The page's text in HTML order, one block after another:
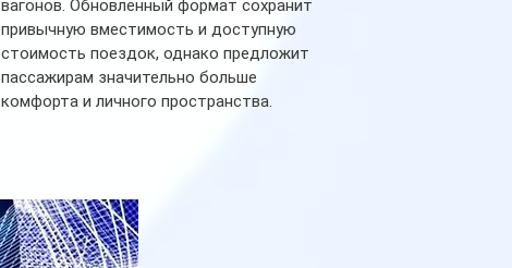
вагонов. Обновленный формат сохранит
привычную вместимость и доступную
стоимость поездок, однако предложит
пассажирам значительно больше
комфорта и личного пространства.
индивидуальные шторки у каждого
спального места. Они позволят
пассажирам закрыть свою полку во